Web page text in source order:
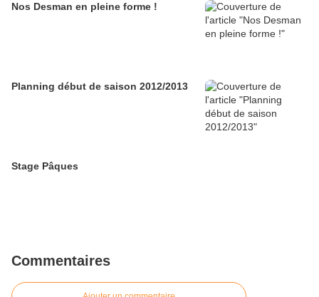
Nos Desman en pleine forme !
Planning début de saison 2012/2013
Stage Pâques
Commentaires